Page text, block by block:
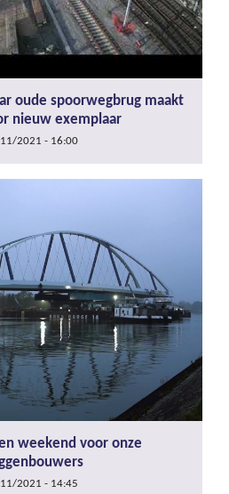
oude spoorwegbrug maakt
nieuw exemplaar
2021 - 16:00
weekend voor onze
2021 - 14:45